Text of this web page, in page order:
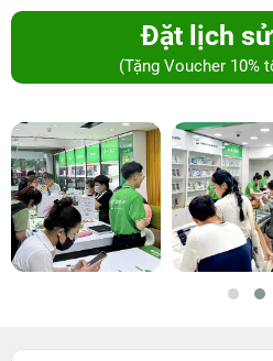
Đặt lịch
(Tặng Voucher 10%